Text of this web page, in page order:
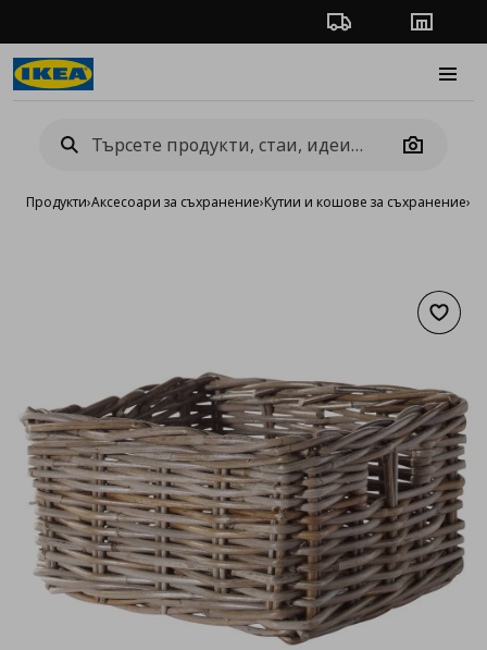
Проследяване на
Camera
Продукти›Аксесоари за съхранение›Кутии и кошове за съхранение›